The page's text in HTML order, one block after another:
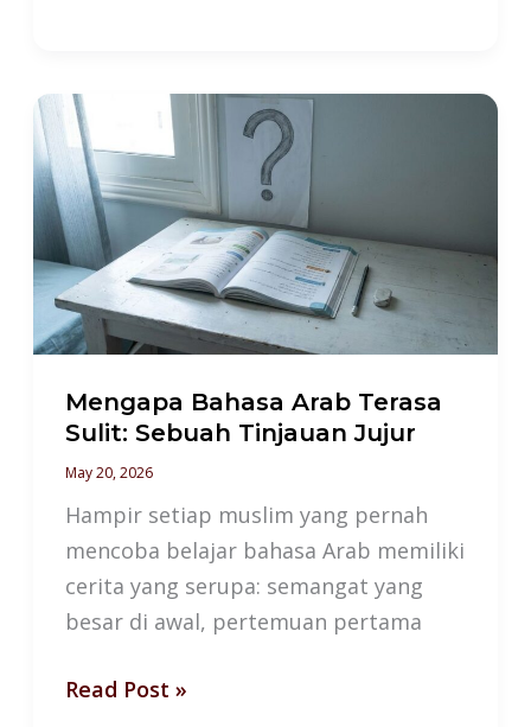
Mengapa Bahasa Arab Terasa
Sulit: Sebuah Tinjauan Jujur
May 20, 2026
Hampir setiap muslim yang pernah
mencoba belajar bahasa Arab memiliki
cerita yang serupa: semangat yang
besar di awal, pertemuan pertama
Mengapa
Bahasa
Arab
Terasa
Sulit:
Sebuah
Tinjauan
Jujur
Read Post »